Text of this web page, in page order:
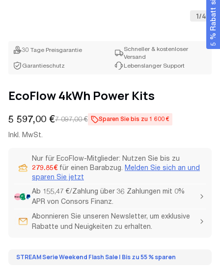
1/4
30 Tage Preisgarantie
Schneller & kostenloser
Versand
Garantieschutz
Lebenslanger Support
EcoFlow 4kWh Power Kits
Verkaufspreis
5 597,00 €
Regulärer
Preis
7 097,00 € Sparen Sie bis zu 1 600 €
Inkl. MwSt.
Nur für EcoFlow-Mitglieder: Nutzen Sie bis zu
279.85€für einen Barabzug. Melden Sie sich an und
sparen Sie jetzt
Ab 155,47 €/Zahlung über 36 Zahlungen mit 0%
APR von Consors Finanz.
Abonnieren Sie unseren Newsletter, um exklusive
Rabatte und Neuigkeiten zu erhalten.
STREAM Serie Weekend Flash Sale | Bis zu 55 % sparen